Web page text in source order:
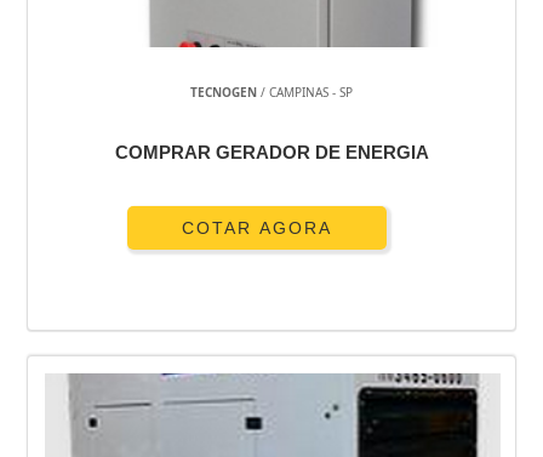
TECNOGEN / CAMPINAS - SP
COMPRAR GERADOR DE ENERGIA
COTAR AGORA